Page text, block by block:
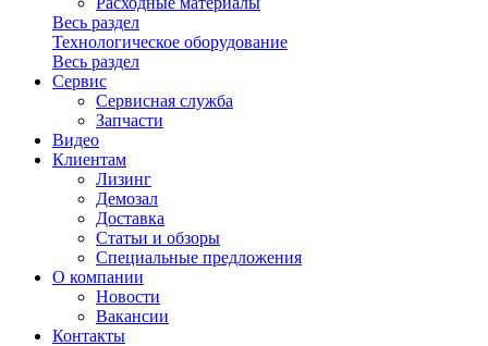
Весь раздел
Технологическое оборудование
Весь раздел
Сервис
Сервисная служба
Запчасти
Видео
Клиентам
Лизинг
Демозал
Доставка
Статьи и обзоры
Специальные предложения
О компании
Новости
Вакансии
Контакты